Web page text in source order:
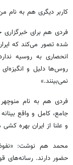
کاربر دیگری هم به نام
فردی هم برای
شده تصور می‌کند که
انحصاری به روسیه
روس‌ها دلیل و
نمی‌بینند.»
فردی هم به نام
جامع، کامل و واقع
و علنا از ایران بهره کشی
محمد هم نوشت:
حضور دارند. رسانه‌های